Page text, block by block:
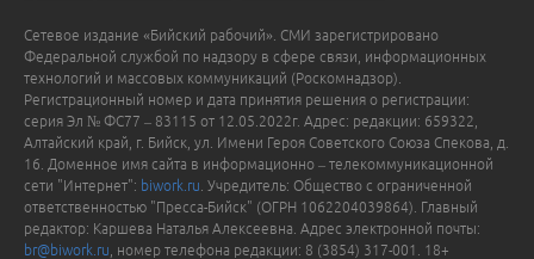
Сетевое издание «Бийский рабочий». СМИ зарегистрировано
Федеральной службой по надзору в сфере связи, информационных
технологий и массовых коммуникаций (Роскомнадзор).
Регистрационный номер и дата принятия решения о регистрации:
серия Эл № ФС77 – 83115 от 12.05.2022г. Адрес: редакции: 659322,
Алтайский край, г. Бийск, ул. Имени Героя Советского Союза Спекова, д.
16. Доменное имя сайта в информационно – телекоммуникационной
сети "Интернет": biwork.ru . Учредитель: Общество с ограниченной
ответственностью "Пресса-Бийск" (ОГРН 1062204039864). Главный
редактор: Каршева Наталья Алексеевна. Адрес электронной почты:
br@biwork.ru , номер телефона редакции: 8 (3854) 317-001. 18+